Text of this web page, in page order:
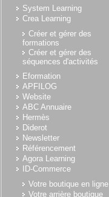
System Learning
Crea Learning
Créer et gérer des
formations
Créer et gérer des
séquences d'activités
Eformation
APFILOG
Website
ABC Annuaire
Hermès
Diderot
Newsletter
Référencement
Agora Learning
ID-Commerce
Votre boutique en ligne
Votre arrière boutique